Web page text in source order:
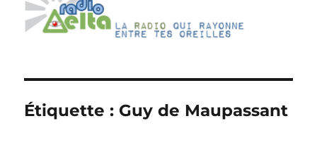
Étiquette : Guy de Maupassant